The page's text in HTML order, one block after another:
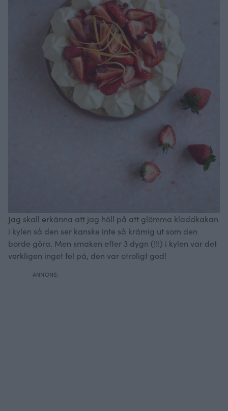
Jag skall erkänna att jag höll på att glömma kladdkakan
i kylen så den ser kanske inte så krämig ut som den
borde göra. Men smaken efter 3 dygn (!!!) i kylen var det
verkligen inget fel på, den var otroligt god!